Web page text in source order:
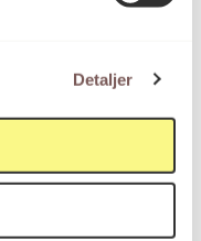
Detaljer